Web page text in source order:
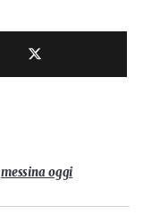
messina oggi